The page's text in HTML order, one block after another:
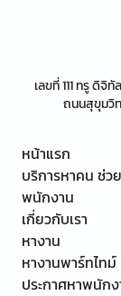
เลขที่ 111 ทรู ดิจิ
ถนนสุขุมวิ
หน้าแรก
บริการหาคน ช่ว
พนักงาน
เกี่ยวกับเรา
หางาน
หางานพาร์ทไทม์
ประกาศหาพนัก